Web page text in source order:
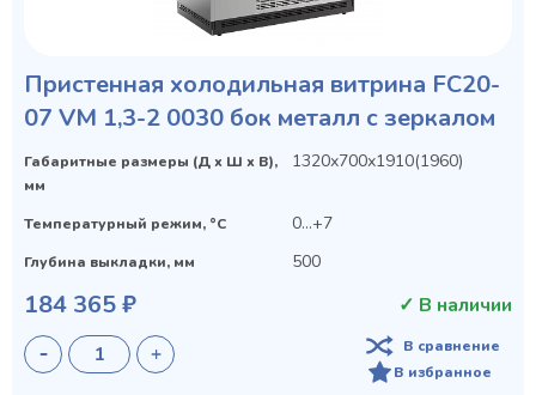
Пристенная холодильная витрина FC20-
07 VM 1,3-2 0030 бок металл с зеркалом
Габаритные размеры (Д х Ш х В),
мм
1320х700х1910(1960)
Температурный режим, °C 0...+7
Глубина выкладки, мм 500
184 365 ₽ ✓ В наличии
В сравнение
В избранное